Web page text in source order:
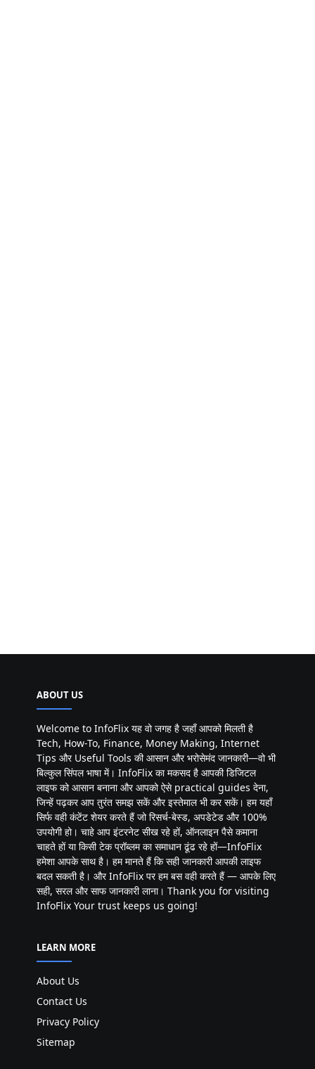
ABOUT US
Welcome to InfoFlix यह वो जगह है जहाँ आपको मिलती है
Tech, How-To, Finance, Money Making, Internet
Tips और Useful Tools की आसान और भरोसेमंद जानकारी—वो भी
बिल्कुल सिंपल भाषा में। InfoFlix का मकसद है आपकी डिजिटल
लाइफ को आसान बनाना और आपको ऐसे practical guides देना,
जिन्हें पढ़कर आप तुरंत समझ सकें और इस्तेमाल भी कर सकें। हम यहाँ
सिर्फ वही कंटेंट शेयर करते हैं जो रिसर्च-बेस्ड, अपडेटेड और 100%
उपयोगी हो। चाहे आप इंटरनेट सीख रहे हों, ऑनलाइन पैसे कमाना
चाहते हों या किसी टेक प्रॉब्लम का समाधान ढूंढ रहे हों—InfoFlix
हमेशा आपके साथ है। हम मानते हैं कि सही जानकारी आपकी लाइफ
बदल सकती है। और InfoFlix पर हम बस वही करते हैं — आपके लिए
सही, सरल और साफ जानकारी लाना। Thank you for visiting
InfoFlix Your trust keeps us going!
LEARN MORE
About Us
Contact Us
Privacy Policy
Sitemap